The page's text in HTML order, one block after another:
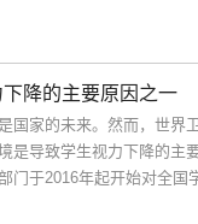
降的主要原因之一
国家的未来。然而，世
是导致学生视力下降的主
门于2016年起开始对全